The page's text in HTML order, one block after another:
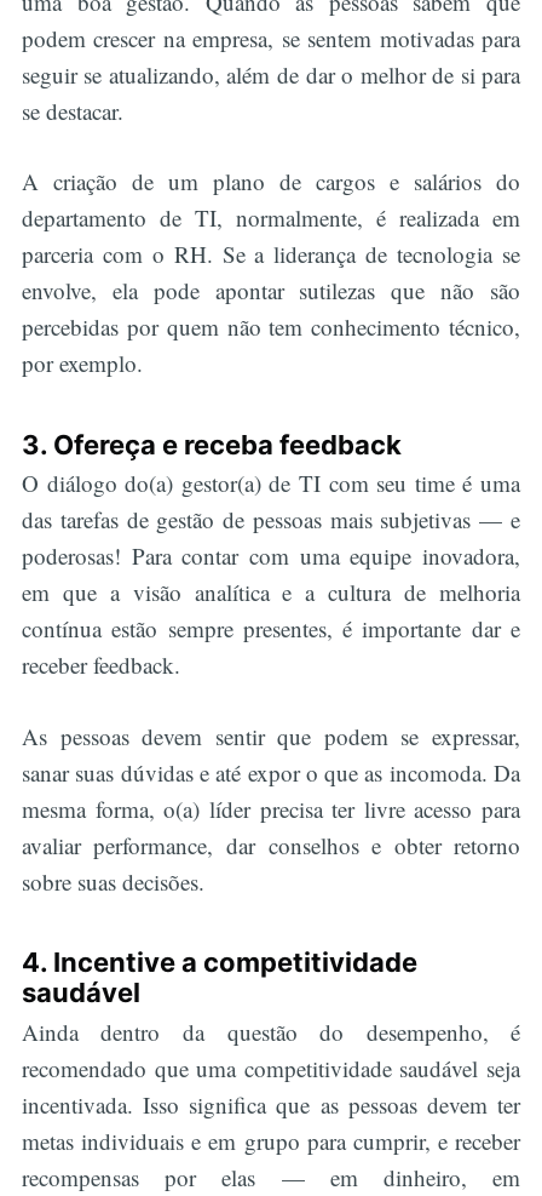
podem crescer na empresa, se sentem motivadas para
seguir se atualizando, além de dar o melhor de si para
se destacar.
A criação de um plano de cargos e salários do
departamento de TI, normalmente, é realizada em
parceria com o RH. Se a liderança de tecnologia se
envolve, ela pode apontar sutilezas que não são
percebidas por quem não tem conhecimento técnico,
por exemplo.
3. Ofereça e receba feedback
O diálogo do(a) gestor(a) de TI com seu time é uma
das tarefas de gestão de pessoas mais subjetivas — e
poderosas! Para contar com uma equipe inovadora,
em que a visão analítica e a cultura de melhoria
contínua estão sempre presentes, é importante dar e
receber feedback.
As pessoas devem sentir que podem se expressar,
sanar suas dúvidas e até expor o que as incomoda. Da
mesma forma, o(a) líder precisa ter livre acesso para
avaliar performance, dar conselhos e obter retorno
sobre suas decisões.
4. Incentive a competitividade
saudável
Ainda dentro da questão do desempenho, é
recomendado que uma competitividade saudável seja
incentivada. Isso significa que as pessoas devem ter
metas individuais e em grupo para cumprir, e receber
recompensas por elas — em dinheiro, em